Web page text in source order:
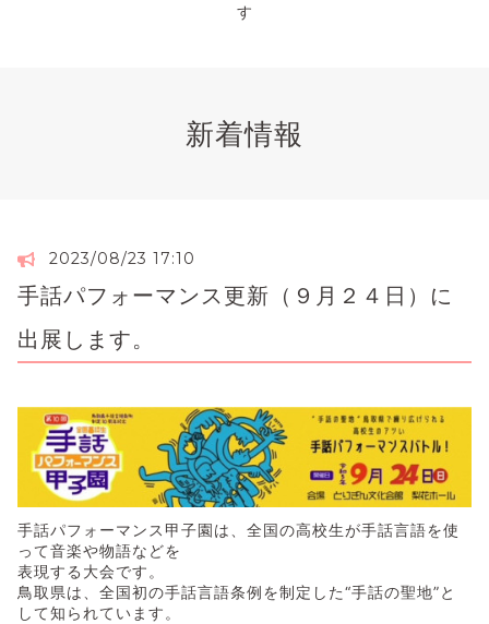
す
新着情報
2023/08/23 17:10
手話パフォーマンス更新（９月２４日）に
出展します。
手話パフォーマンス甲子園は、全国の高校生が手話言語を使
って音楽や物語などを
表現する大会です。
鳥取県は、全国初の手話言語条例を制定した“手話の聖地”と
して知られています。